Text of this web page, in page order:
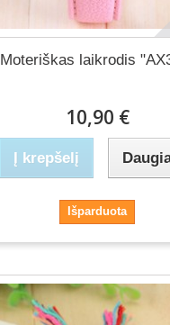
Moteriškas laikrodis
10,90 €
Į krepšelį
Išparduota